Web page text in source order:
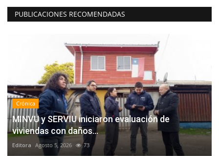
PUBLICACIONES RECOMENDADAS
Crónica
MINVU y SERVIU iniciaron evaluación de
viviendas con daños...
Editora Agosto 5, 2026 73